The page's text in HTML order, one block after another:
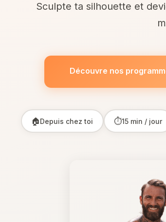
Sculpte ta silhouette et
Découvre nos
🏠Depuis chez toi ⏱15 min / jour